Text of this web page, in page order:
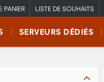
PANIER LISTE DE SOUHAITS
SERVEURS DÉDIÉS